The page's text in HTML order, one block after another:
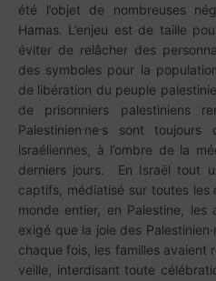
été l’objet de nombreuses
Hamas. L’enjeu est de taille
éviter de relâcher des
des symboles pour la
de libération du peuple
de prisonniers palestiniens
Palestinien.ne.s sont toujours
israéliennes, à l’ombre de la
derniers jours. En Israël tout
captifs, médiatisé sur toutes les
monde entier, en Palestine, les
exigé que la joie des
chaque fois, les familles avaient
veille, interdisant toute